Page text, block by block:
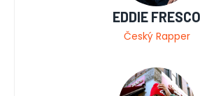
EDDIE FRESCO
Český Rapper